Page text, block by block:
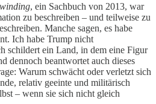
, ein Sachbuch von 2013, war
zu beschreiben – und teilweise zu
Manche sagen, es habe
Ich habe Trump nicht
schildert ein Land, in dem eine Figur
dennoch beantwortet auch dieses
Warum schwächt oder verletzt sich
relativ geeinte und militärisch
– wenn sie sich nicht gleich